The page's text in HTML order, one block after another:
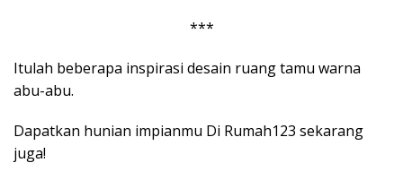
***
Itulah beberapa inspirasi desain ruang tamu warna
abu-abu.
Dapatkan hunian impianmu Di Rumah123 sekarang
juga!